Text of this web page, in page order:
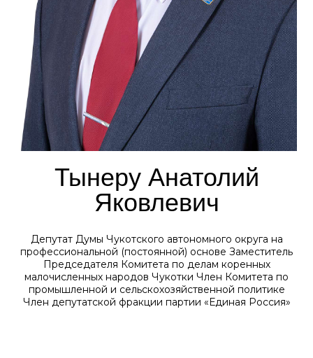
Тынеру Анатолий
Яковлевич
Депутат Думы Чукотского автономного округа на
профессиональной (постоянной) основе Заместитель
Председателя Комитета по делам коренных
малочисленных народов Чукотки Член Комитета по
промышленной и сельскохозяйственной политике
Член депутатской фракции партии «Единая Россия»